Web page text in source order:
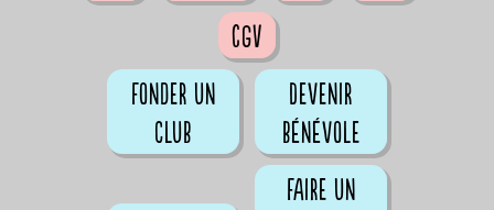
CGV
Fonder un
club
Devenir
bénévole
Faire un